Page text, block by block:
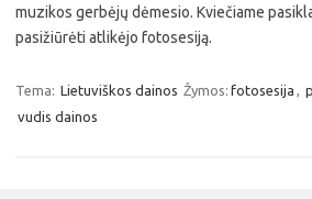
muzikos gerbėjų dėmesio. Kviečiame
pasižiūrėti atlikėjo fotosesiją.
Tema: Lietuviškos dainos Žymos: fotosesija ,
vudis dainos